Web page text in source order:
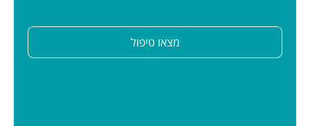
מצאו טיפול